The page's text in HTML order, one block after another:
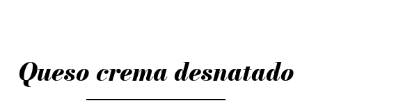
Queso crema desnatado